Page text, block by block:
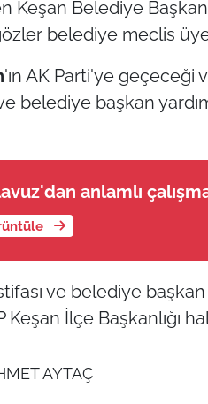
Keşan Belediye
gözler belediye meclis
'ın AK Parti'ye geçeceği
başkan
anlamlı
ve belediye başkan
İlçe Başkanlığı
AYTAÇ